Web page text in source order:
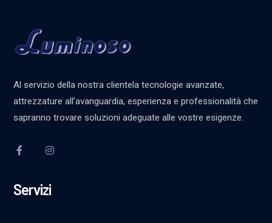
Al servizio della nostra clientela tecnologie avanzate,
attrezzature all’avanguardia, esperienza e professionalità che
sapranno trovare soluzioni adeguate alle vostre esigenze.
Servizi